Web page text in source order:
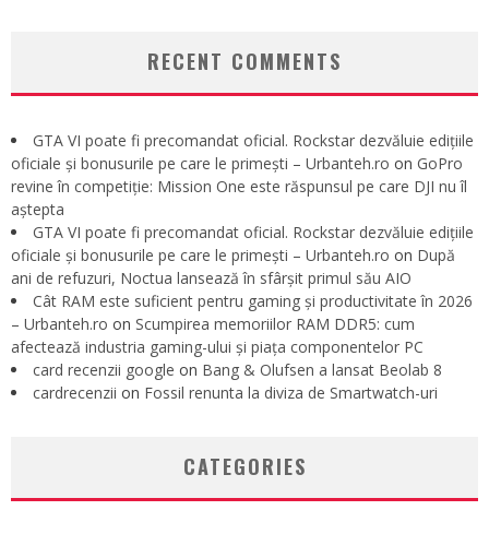
RECENT COMMENTS
GTA VI poate fi precomandat oficial. Rockstar dezvăluie edițiile
oficiale și bonusurile pe care le primești – Urbanteh.ro on GoPro
revine în competiție: Mission One este răspunsul pe care DJI nu îl
aștepta
GTA VI poate fi precomandat oficial. Rockstar dezvăluie edițiile
oficiale și bonusurile pe care le primești – Urbanteh.ro on După
ani de refuzuri, Noctua lansează în sfârșit primul său AIO
Cât RAM este suficient pentru gaming și productivitate în 2026
– Urbanteh.ro on Scumpirea memoriilor RAM DDR5: cum
afectează industria gaming-ului și piața componentelor PC
card recenzii google on Bang & Olufsen a lansat Beolab 8
cardrecenzii on Fossil renunta la diviza de Smartwatch-uri
CATEGORIES